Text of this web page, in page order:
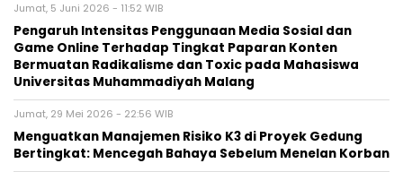
Jumat, 5 Juni 2026 - 11:52 WIB
Pengaruh Intensitas Penggunaan Media Sosial dan
Game Online Terhadap Tingkat Paparan Konten
Bermuatan Radikalisme dan Toxic pada Mahasiswa
Universitas Muhammadiyah Malang
Jumat, 29 Mei 2026 - 22:56 WIB
Menguatkan Manajemen Risiko K3 di Proyek Gedung
Bertingkat: Mencegah Bahaya Sebelum Menelan Korban